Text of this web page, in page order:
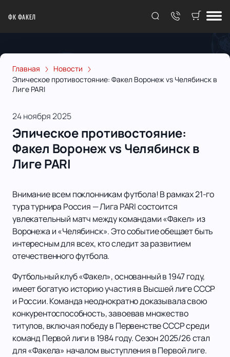
ФК ФАКЕЛ
Главная
Новости
Эпическое противостояние: Факел Воронеж vs Челябинск в
Лиге PARI
24 ноября 2025
Эпическое противостояние:
Факел Воронеж vs Челябинск в
Лиге PARI
Внимание всем поклонникам футбола! В рамках 21-го
тура турнира Россия — Лига PARI состоится
увлекательный матч между командами «Факел» из
Воронежа и «Челябинск». Это событие обещает быть
интересным для всех, кто следит за развитием
отечественного футбола.
Футбольный клуб «Факел», основанный в 1947 году,
имеет богатую историю участия в Высшей лиге СССР
и России. Команда неоднократно доказывала свою
конкурентоспособность, завоевав множество
титулов, включая победу в Первенстве СССР среди
команд Первой лиги в 1984 году. Сезон 2025/26 стал
для «Факела» началом выступления в Первой лиге.